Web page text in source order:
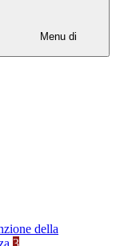
Menu di
della